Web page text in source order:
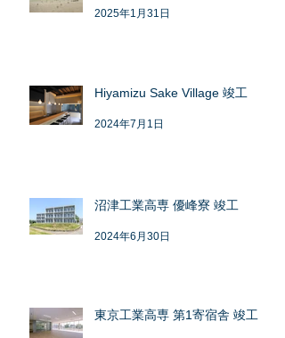
2025年1月31日
Hiyamizu Sake Village 竣工
2024年7月1日
沼津工業高専 優峰寮 竣工
2024年6月30日
東京工業高専 第1寄宿舎 竣工